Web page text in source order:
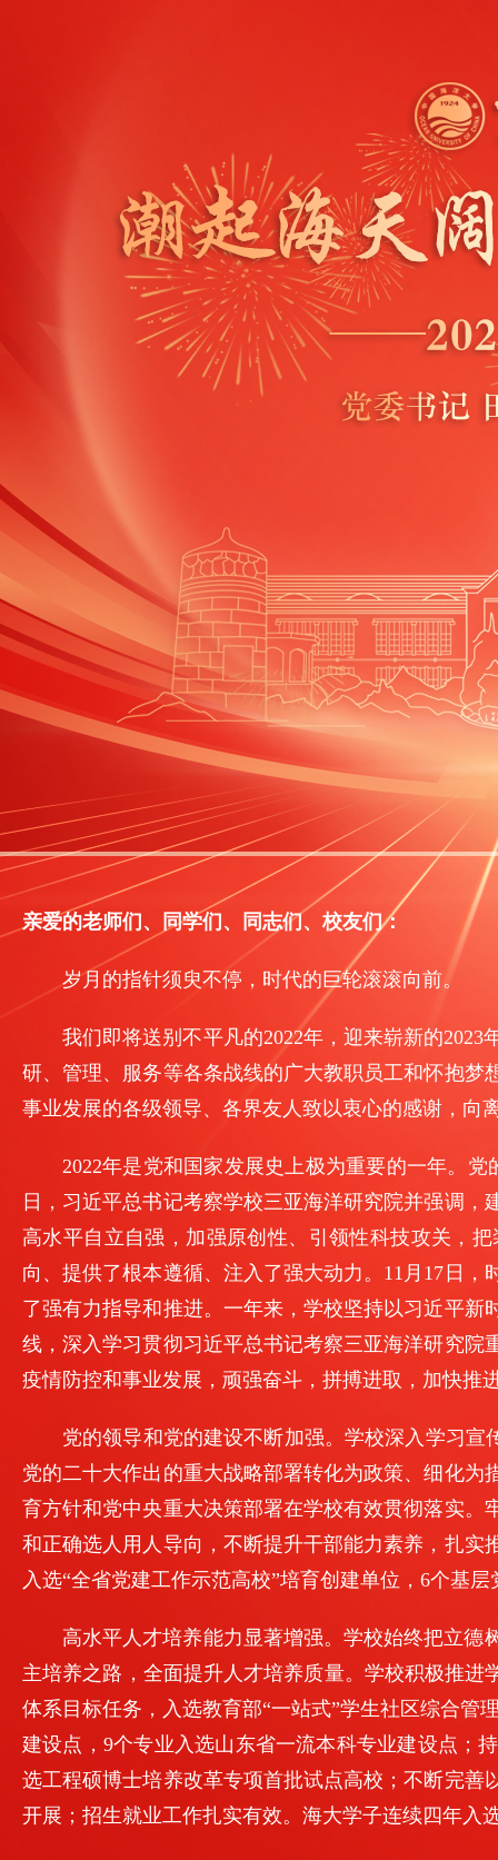
亲爱的老师们、同学们、同志们、校友们：
岁月的指针须臾不停，时代的巨轮滚滚向前。
我们即将送别不平凡的2022年，迎来崭新的
研、管理、服务等各条战线的广大教职员工和怀抱
事业发展的各级领导、各界友人致以衷心的感谢，向
2022年是党和国家发展史上极为重要的一年。
日，习近平总书记考察学校三亚海洋研究院并强调
高水平自立自强，加强原创性、引领性科技攻关，
向、提供了根本遵循、注入了强大动力。11月17日
了强有力指导和推进。一年来，学校坚持以习近平
线，深入学习贯彻习近平总书记考察三亚海洋研究
疫情防控和事业发展，顽强奋斗，拼搏进取，加快推
党的领导和党的建设不断加强。学校深入学习宣
党的二十大作出的重大战略部署转化为政策、细化
育方针和党中央重大决策部署在学校有效贯彻落实
和正确选人用人导向，不断提升干部能力素养，扎
入选“全省党建工作示范高校”培育创建单位，6个基
高水平人才培养能力显著增强。学校始终把立
主培养之路，全面提升人才培养质量。学校积极推
体系目标任务，入选教育部“一站式”学生社区综合管
建设点，9个专业入选山东省一流本科专业建设点；
选工程硕博士培养改革专项首批试点高校；不断完
开展；招生就业工作扎实有效。海大学子连续四年入